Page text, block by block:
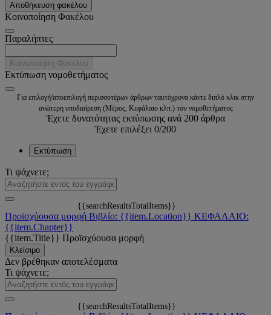
Αποθήκευση φακέλου
Κοινοποίηση Φακέλου
Παραλήπτες
Κοινοποίηση Φακέλου
Εκτύπωση νομοθετήματος
Για επιλογή/αποεπιλογή περισσοτέρων άρθρων ταυτόχρονα κάντε διπλό κλικ στην
ανώτερη υποδιαίρεση (Μέρος, Κεφάλαιο κλπ.) του νομοθετήματος
Έχετε δυνατότητας εκτύπωσης ανά 200 άρθρα
Έχετε επιλέξει 0/200
Εκτύπωση
Τι ψάχνετε;
{{searchResultsTotalItems}}
Προϊσχύουσα μορφή Βιβλίο: {{item.Location}} ΚΕΦΑΛΑΙΟ:
{{item.Chapter}}
{{item.Title}} Προϊσχύουσα μορφή
Κλείσιμο
Δεν βρέθηκαν αποτελέσματα
Τι ψάχνετε;
{{searchResultsTotalItems}}